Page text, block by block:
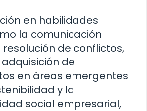
en habilidades
la comunicación
de conflictos,
de
en áreas emergentes
y la
social empresarial,